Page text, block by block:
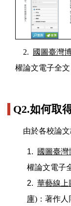
2. 國圖臺灣
權論文電子全文
Q2.如何取
由於各校論文
國圖臺
權論文電子
華藝線上
庫) ：著作